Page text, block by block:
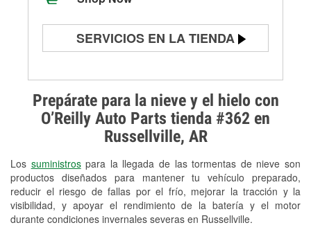
Prepárate para la nieve y el hielo con
O’Reilly Auto Parts tienda #362 en
Russellville, AR
Los suministrospara la llegada de las tormentas de nieve son
productos diseñados para mantener tu vehículo preparado,
reducir el riesgo de fallas por el frío, mejorar la tracción y la
visibilidad, y apoyar el rendimiento de la batería y el motor
durante condiciones invernales severas en Russellville.
SERVICIOS EN LA TIENDA
Prueba de alternadores y
arrancadores
Revisión de la luz "Check Engine"
Reciclaje de baterías y aceite
Instalación de bombillas de faros
Instalación de limpiaparabrisas